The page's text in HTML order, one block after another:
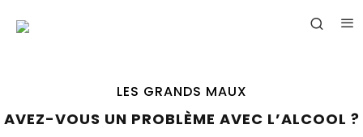
LES GRANDS MAUX
AVEZ-VOUS UN PROBLÈME AVEC L’ALCOOL ?